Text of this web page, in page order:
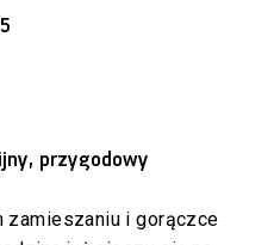
przygodowy
zamieszaniu i gorączce